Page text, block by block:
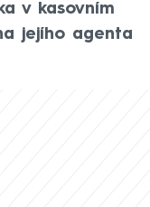
v kasovním
jejího agenta